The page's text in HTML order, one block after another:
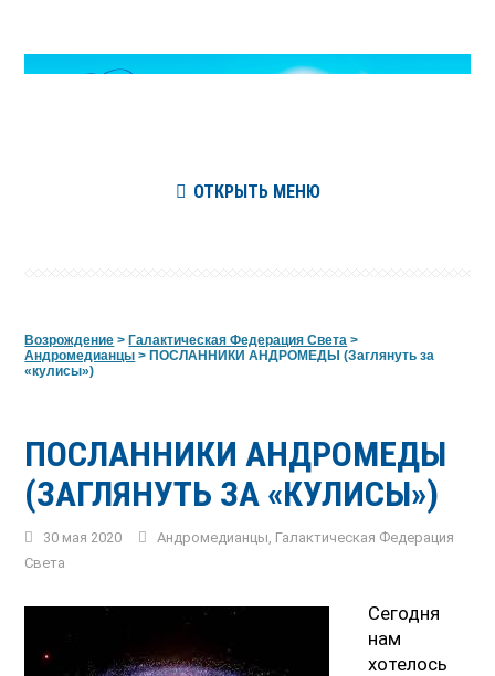
ОТКРЫТЬ МЕНЮ
Возрождение >Галактическая Федерация Света >
Андромедианцы >ПОСЛАННИКИ АНДРОМЕДЫ (Заглянуть за
«кулисы»)
ПОСЛАННИКИ АНДРОМЕДЫ
(ЗАГЛЯНУТЬ ЗА «КУЛИСЫ»)
30 мая 2020 Андромедианцы Галактическая Федерация
Света
Сегодня
нам
хотелось